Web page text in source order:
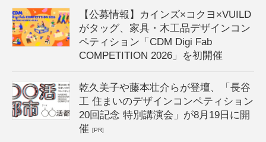
【公募情報】カインズ×コクヨ×VUILD
がタッグ、家具・木工品デザインコン
ペティション「CDM Digi Fab
COMPETITION 2026」を初開催
乾久美子や藤本壮介らが登壇、「長谷
工 住まいのデザインコンペティション
20回記念 特別講演会」が8月19日に開
催[PR]